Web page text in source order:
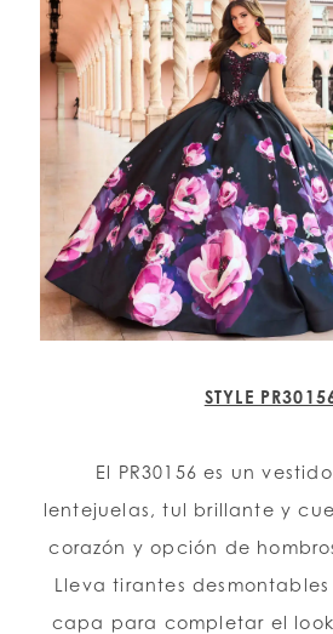
STYLE
El PR30156 es un
lentejuelas, tul brillante y
corazón y opción de
Lleva tirantes
capa para completar el